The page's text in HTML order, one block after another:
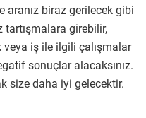
aranız biraz gerilecek gibi
tartışmalara girebilir,
iş ile ilgili çalışmalar
sonuçlar alacaksınız.
size daha iyi gelecektir.